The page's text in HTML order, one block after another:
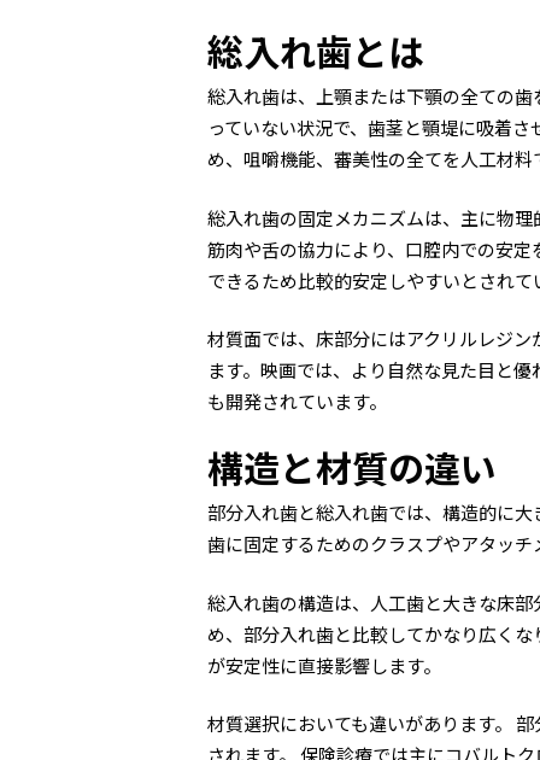
総入れ歯とは
総入れ歯は、上顎または下顎の全ての
っていない状況で、歯茎と顎堤に吸着
め、咀嚼機能、審美性の全てを人工材
総入れ歯の固定メカニズムは、主に物
筋肉や舌の協力により、口腔内での安
できるため比較的安定しやすいとされて
材質面では、床部分にはアクリルレジ
ます。映画では、より自然な見た目と
も開発されています。
構造と材質の違い
部分入れ歯と総入れ歯では、構造的に
歯に固定するためのクラスプやアタッ
総入れ歯の構造は、人工歯と大きな床
め、部分入れ歯と比較してかなり広く
が安定性に直接影響します。
材質選択においても違いがあります。
されます。 保険診療では主にコバルト